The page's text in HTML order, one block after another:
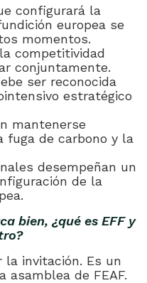
configurará la
europea se
momentos.
competitividad
conjuntamente.
ser reconocida
estratégico
mantenerse
fuga de carbono y la
desempeñan un
de la
bien, ¿qué es EFF y
la invitación. Es un
asamblea de FEAF.